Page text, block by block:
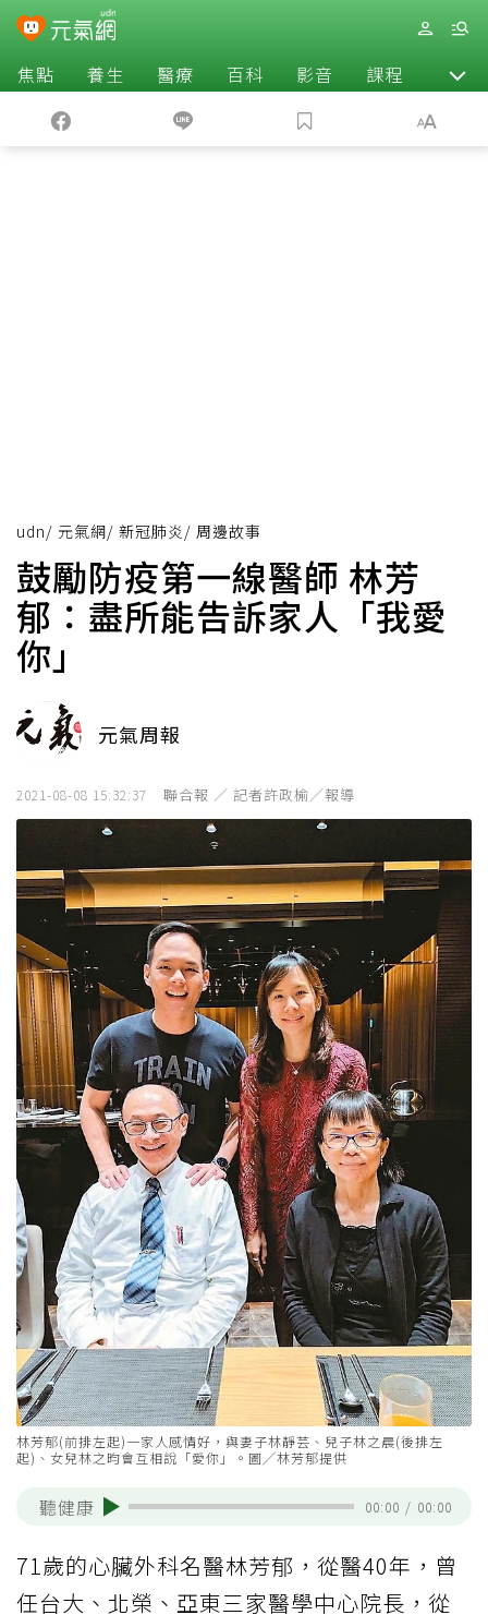
焦點 養生 醫療 百科 影音 課程 退休
udn/ 元氣網/ 新冠肺炎 / 周邊故事
鼓勵防疫第一線醫師 林芳
郁：盡所能告訴家人「我愛
你」
元氣周報
2021-08-08 15:32:37 聯合報 ／ 記者許政榆／報導
林芳郁(前排左起)一家人感情好，與妻子林靜芸、兒子林之晨(後排左
起)、女兒林之昀會互相說「愛你」。圖╱林芳郁提供
聽健康 00:00 / 00:00
71歲的心臟外科名醫林芳郁，從醫40年，曾
任台大、北榮、亞東三家醫學中心院長，從